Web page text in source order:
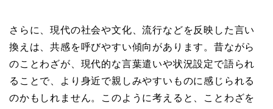
さらに、現代の社会や文化、流行などを反映した言い
換えは、共感を呼びやすい傾向があります。昔ながら
のことわざが、現代的な言葉遣いや状況設定で語られ
ることで、より身近で親しみやすいものに感じられる
のかもしれません。このように考えると、ことわざを